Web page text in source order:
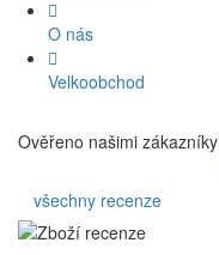
O nás
Velkoobchod
Ověřeno našimi zákazníky
všechny recenze